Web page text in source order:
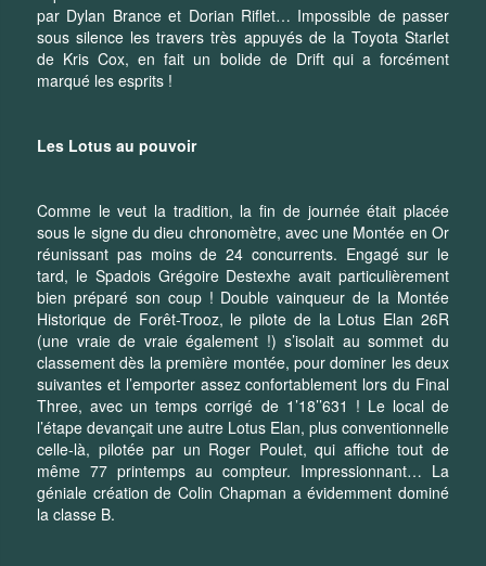
par Dylan Brance et Dorian Riflet… Impossible de passer
sous silence les travers très appuyés de la Toyota Starlet
de Kris Cox, en fait un bolide de Drift qui a forcément
marqué les esprits !
Les Lotus au pouvoir
Comme le veut la tradition, la fin de journée était placée
sous le signe du dieu chronomètre, avec une Montée en Or
réunissant pas moins de 24 concurrents. Engagé sur le
tard, le Spadois Grégoire Destexhe avait particulièrement
bien préparé son coup ! Double vainqueur de la Montée
Historique de Forêt-Trooz, le pilote de la Lotus Elan 26R
(une vraie de vraie également !) s’isolait au sommet du
classement dès la première montée, pour dominer les deux
suivantes et l’emporter assez confortablement lors du Final
Three, avec un temps corrigé de 1’18’’631 ! Le local de
l’étape devançait une autre Lotus Elan, plus conventionnelle
celle-là, pilotée par un Roger Poulet, qui affiche tout de
même 77 printemps au compteur. Impressionnant… La
géniale création de Colin Chapman a évidemment dominé
la classe B.